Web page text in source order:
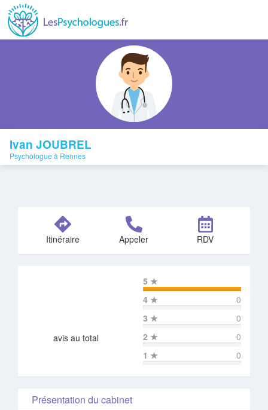
Ivan JOUBREL
Psychologue à Rennes
Itinéraire Appeler RDV
avis au total
5 ★
4 ★
0
3 ★
0
2 ★
0
1 ★ 0
Présentation du cabinet